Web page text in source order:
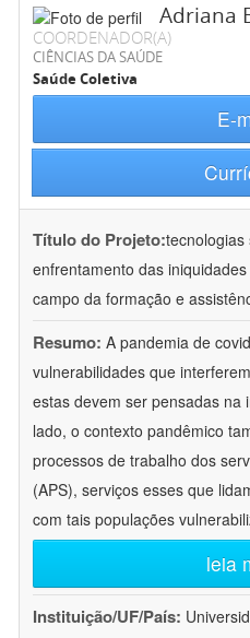
Adriana
COORDENADOR(A)
CIÊNCIAS DA SAÚDE
Saúde Coletiva
E-
Título do Projeto:tecnologias
enfrentamento das
campo da formação e
Resumo: A pandemia de
vulnerabilidades que
estas devem ser pensadas na
lado, o contexto pandêmico
processos de trabalho dos
(APS), serviços esses que
com tais populações
leia
Instituição/UF/País: